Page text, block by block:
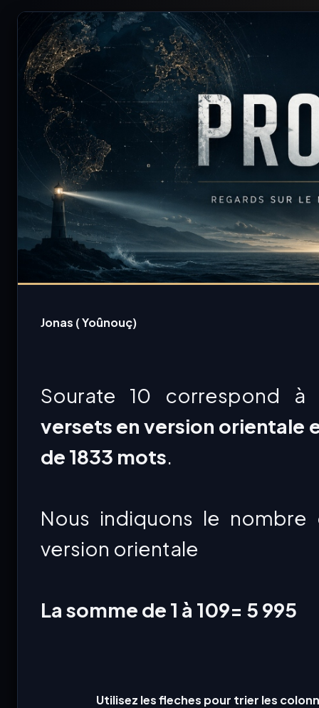
Jonas ( Yoûnouç)
Sourate 10 correspond
versets en version orientale
de 1833 mots.
Nous indiquons le
version orientale
La somme de 1 à 109= 5 995
Utilisez les fleches pour trier les